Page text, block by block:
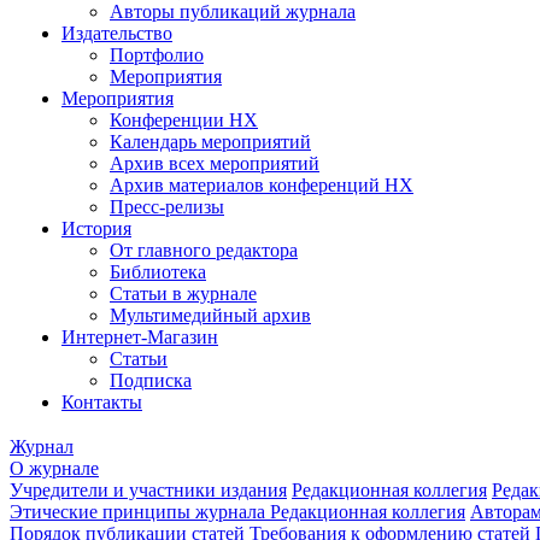
Авторы публикаций журнала
Издательство
Портфолио
Мероприятия
Мероприятия
Конференции НХ
Календарь мероприятий
Архив всех мероприятий
Архив материалов конференций НХ
Пресс-релизы
История
От главного редактора
Библиотека
Статьи в журнале
Мультимедийный архив
Интернет-Магазин
Статьи
Подписка
Контакты
Журнал
О журнале
Учредители и участники издания Редакционная коллегия
Этические принципы журнала Редакционная коллегия
Порядок публикации статей Требования к оформлению статей